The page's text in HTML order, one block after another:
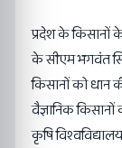
प्रदेश के
के सीएम भगवंत
किसानों को धान
वैज्ञानिक
कृषि